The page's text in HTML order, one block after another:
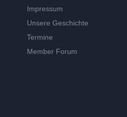
Impressum
Unsere Geschichte
Termine
Member Forum